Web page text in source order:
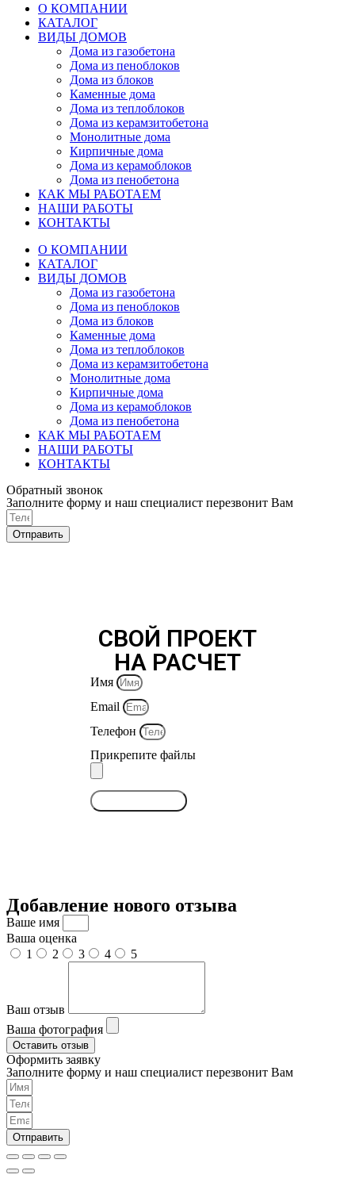
О КОМПАНИИ
КАТАЛОГ
ВИДЫ ДОМОВ
Дома из газобетона
Дома из пеноблоков
Дома из блоков
Каменные дома
Дома из теплоблоков
Дома из керамзитобетона
Монолитные дома
Кирпичные дома
Дома из керамоблоков
Дома из пенобетона
КАК МЫ РАБОТАЕМ
НАШИ РАБОТЫ
КОНТАКТЫ
О КОМПАНИИ
КАТАЛОГ
ВИДЫ ДОМОВ
Дома из газобетона
Дома из пеноблоков
Дома из блоков
Каменные дома
Дома из теплоблоков
Дома из керамзитобетона
Монолитные дома
Кирпичные дома
Дома из керамоблоков
Дома из пенобетона
КАК МЫ РАБОТАЕМ
НАШИ РАБОТЫ
КОНТАКТЫ
Обратный звонок
Заполните форму и наш специалист перезвонит Вам
Отправить
СВОЙ ПРОЕКТ
НА РАСЧЕТ
Имя
Email
Телефон
Прикрепите файлы
Добавление нового отзыва
Ваше имя
Ваша оценка
1
2 3 4 5
Ваш отзыв
Ваша фотография
Оставить отзыв
Оформить заявку
Заполните форму и наш специалист перезвонит Вам
Отправить